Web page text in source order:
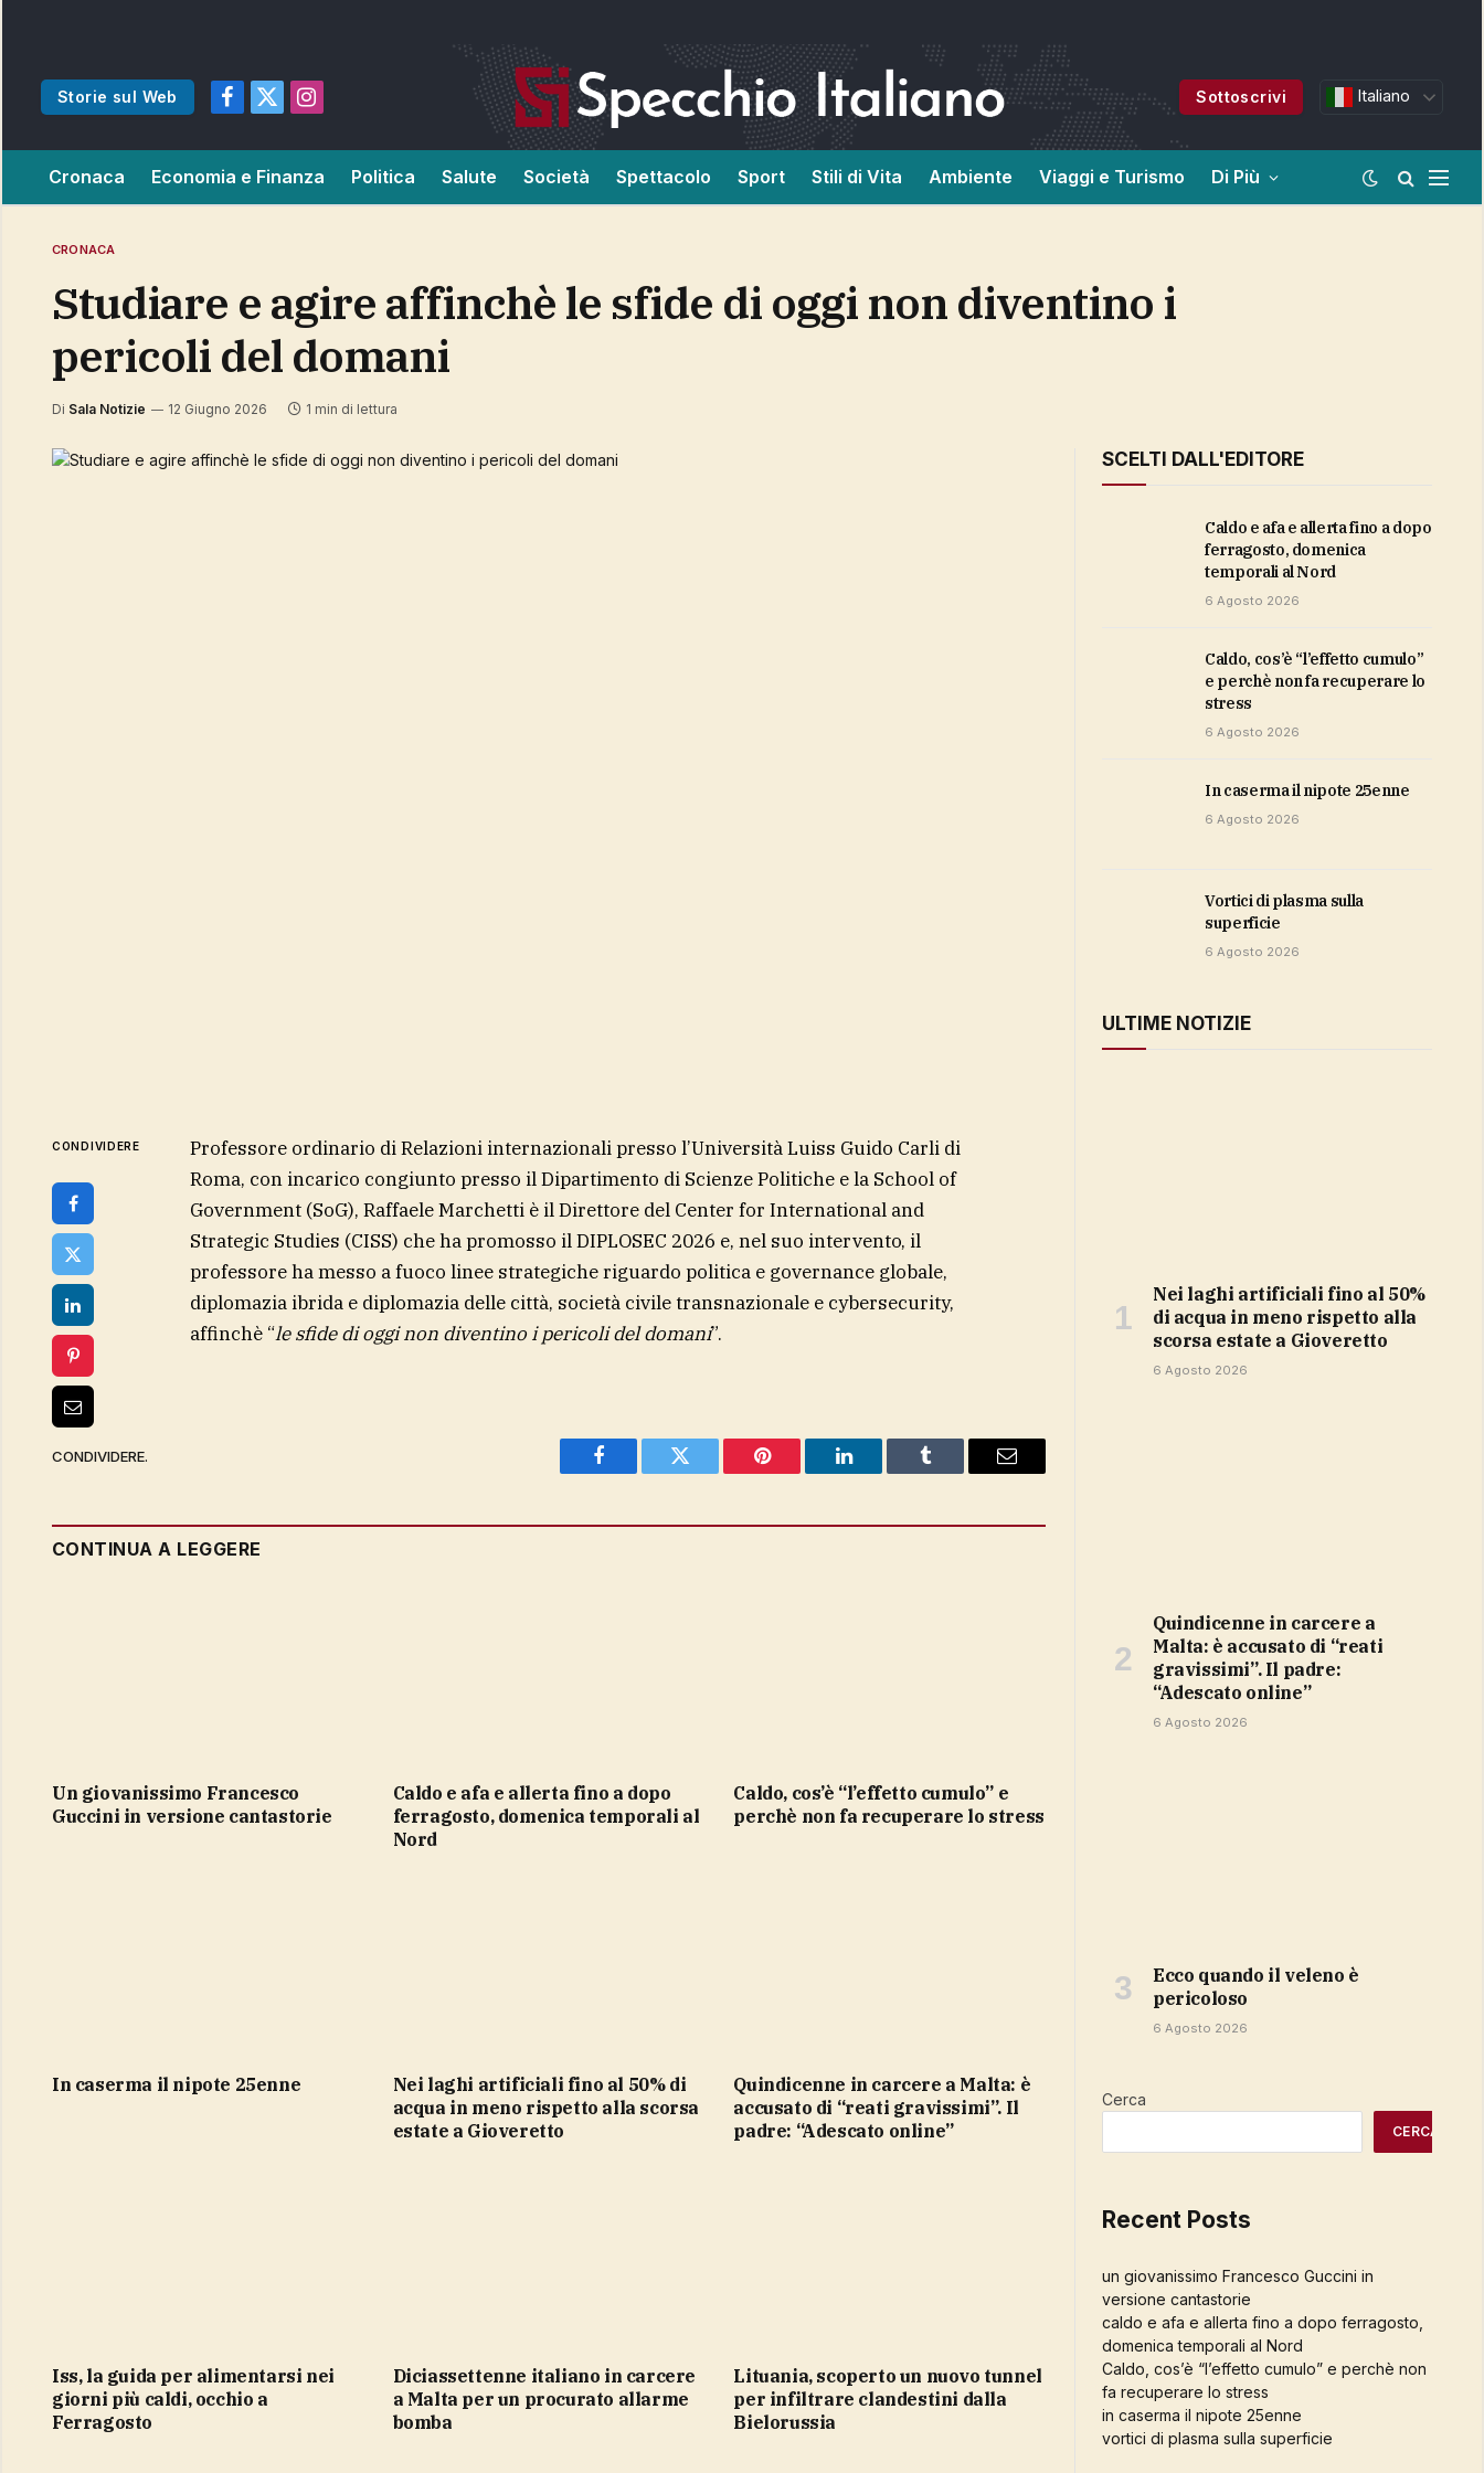
Storie sul Web
Facebook
X
Instagram
Sottoscrivi Italiano
Cronaca Economia e Finanza Politica Salute Società Spettacolo Sport Stili di Vita Ambiente Viaggi e Turismo Di Più
CRONACA
Studiare e agire affinchè le sfide di oggi non diventino i
pericoli del domani
Di Sala Notizie 12 Giugno 2026 1 min di lettura
CONDIVIDERE
Professore ordinario di Relazioni internazionali presso l’Università Luiss Guido Carli di
Roma, con incarico congiunto presso il Dipartimento di Scienze Politiche e la School of
Government (SoG), Raffaele Marchetti è il Direttore del Center for International and
Strategic Studies (CISS) che ha promosso il DIPLOSEC 2026 e, nel suo intervento, il
professore ha messo a fuoco linee strategiche riguardo politica e governance globale,
diplomazia ibrida e diplomazia delle città, società civile transnazionale e cybersecurity,
affinchè “le sfide di oggi non diventino i pericoli del domani”.
CONDIVIDERE.
Facebook Twitter Pinterest LinkedIn Tumblr Email
CONTINUA A LEGGERE
un giovanissimo Francesco
Guccini in versione cantastorie
caldo e afa e allerta fino a dopo
ferragosto, domenica temporali al
Nord
Caldo, cos’è “l’effetto cumulo” e
perchè non fa recuperare lo stress
in caserma il nipote 25enne
Nei laghi artificiali fino al 50% di
acqua in meno rispetto alla scorsa
estate a Gioveretto
Quindicenne in carcere a Malta: è
accusato di “reati gravissimi”. Il
padre: “Adescato online”
Iss, la guida per alimentarsi nei
giorni più caldi, occhio a
Ferragosto
Diciassettenne italiano in carcere
a Malta per un procurato allarme
bomba
Lituania, scoperto un nuovo tunnel
per infiltrare clandestini dalla
Bielorussia
SCELTI DALL'EDITORE
caldo e afa e allerta fino a dopo
ferragosto, domenica
temporali al Nord
6 Agosto 2026
Caldo, cos’è “l’effetto cumulo”
e perchè non fa recuperare lo
stress
6 Agosto 2026
in caserma il nipote 25enne
6 Agosto 2026
vortici di plasma sulla
superficie
6 Agosto 2026
ULTIME NOTIZIE
Nei laghi artificiali fino al 50%
di acqua in meno rispetto alla
scorsa estate a Gioveretto
6 Agosto 2026
Quindicenne in carcere a
Malta: è accusato di “reati
gravissimi”. Il padre:
“Adescato online”
6 Agosto 2026
ecco quando il veleno è
pericoloso
6 Agosto 2026
Cerca
CERCA
Recent Posts
un giovanissimo Francesco Guccini in
versione cantastorie
caldo e afa e allerta fino a dopo ferragosto,
domenica temporali al Nord
Caldo, cos’è “l’effetto cumulo” e perchè non
fa recuperare lo stress
in caserma il nipote 25enne
vortici di plasma sulla superficie